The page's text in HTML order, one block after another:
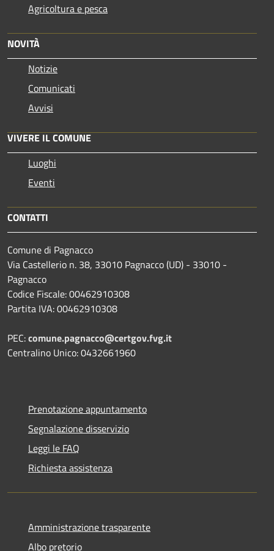
Agricoltura e pesca
NOVITÀ
Notizie
Comunicati
Avvisi
VIVERE IL COMUNE
Luoghi
Eventi
CONTATTI
Comune di Pagnacco
Via Castellerio n. 38, 33010 Pagnacco (UD) - 33010 -
Pagnacco
Codice Fiscale: 00462910308
Partita IVA: 00462910308
PEC:comune.pagnacco@certgov.fvg.it
Centralino Unico: 0432661960
Prenotazione appuntamento
Segnalazione disservizio
Leggi le FAQ
Richiesta assistenza
Amministrazione trasparente
Albo pretorio